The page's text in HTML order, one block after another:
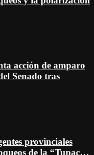
acción de amparo
Senado tras
provinciales
de la “Tupac…